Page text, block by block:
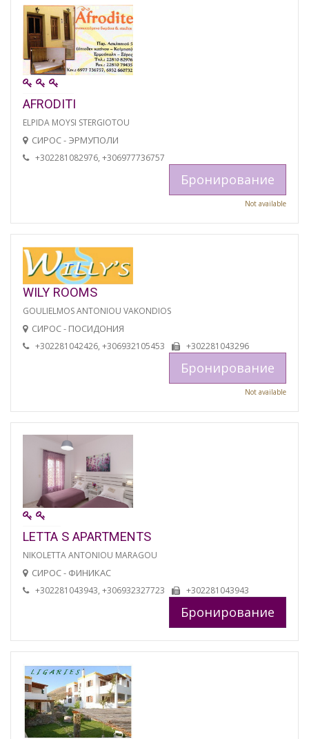
AFRODITI
ELPIDA MOYSI STERGIOTOU
СИРОС - ЭРМУПОЛИ
+302281082976, +306977736757
Бронирование
Not available
WILY ROOMS
GOULIELMOS ANTONIOU VAKONDIOS
СИРОС - ПОСИДОНИЯ
+302281042426, +306932105453 +302281043296
Бронирование
Not available
LETTA S APARTMENTS
NIKOLETTA ANTONIOU MARAGOU
СИРОС - ФИНИКАС
+302281043943, +306932327723 +302281043943
Бронирование